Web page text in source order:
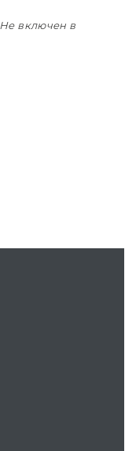
Не включен в